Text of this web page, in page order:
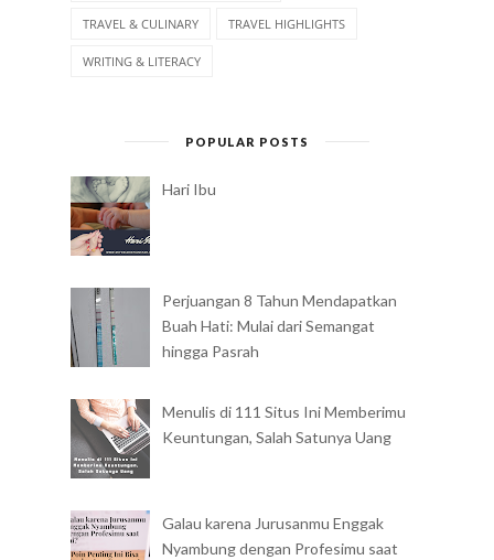
TRAVEL & CULINARY TRAVEL HIGHLIGHTS
WRITING & LITERACY
POPULAR POSTS
Hari Ibu
Perjuangan 8 Tahun Mendapatkan
Buah Hati: Mulai dari Semangat
hingga Pasrah
Menulis di 111 Situs Ini Memberimu
Keuntungan, Salah Satunya Uang
Galau karena Jurusanmu Enggak
Nyambung dengan Profesimu saat